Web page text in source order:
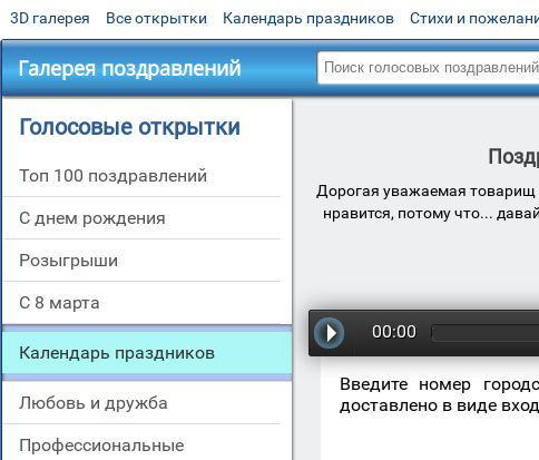
3D галерея Все открытки Календарь праздников Стихи и
Галерея поздравлений
Голосовые открытки
Топ 100 поздравлений
С днем рождения
Розыгрыши
С 8 марта
Календарь праздников
Любовь и дружба
Профессиональные
Дорогая уважаемая товарищ
нравится, потому что...
00:00
Введите номер
доставлено в виде